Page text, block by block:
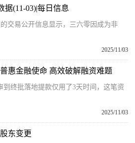
据(11-03)|每日信息
交易公开信息显示，三六零因成为非
2025/11/03
惠金融使命 高效破解融资难题
到终批落地提款仅用了3天时间，这笔资
2025/11/03
东变更